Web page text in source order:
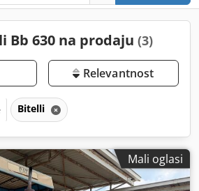
Bb 630 na prodaju (3)
Relevantnost
Bitelli
Mali oglasi